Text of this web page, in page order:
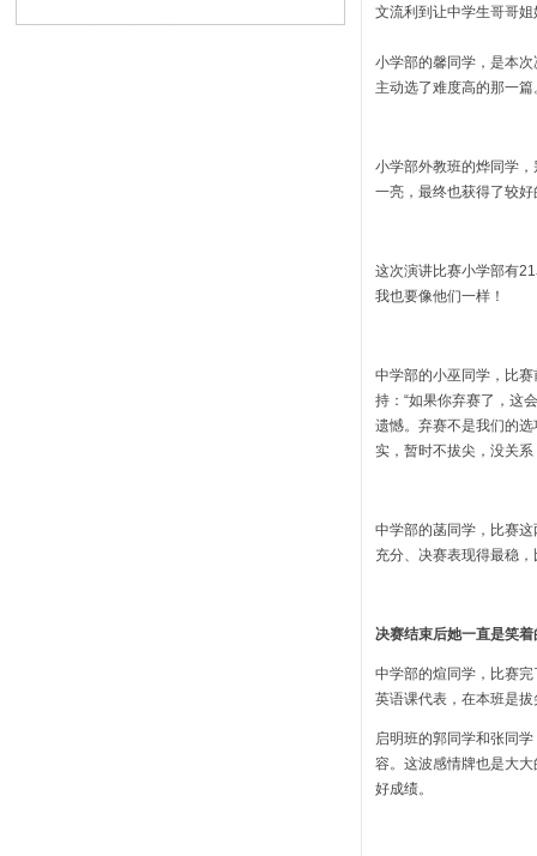
文流利到让中学生哥哥
小学部的馨同学，是本
主动选了难度高的那一
小学部外教班的烨同学
一亮，最终也获得了较
这次演讲比赛小学部有21
我也要像他们一样！
中学部的小巫同学，比
持：“如果你弃赛了，这
遗憾。弃赛不是我们的
实，暂时不拔尖，没关
中学部的菡同学，比赛
充分、决赛表现得最稳
决赛结束后她一直是笑
中学部的煊同学，比赛
英语课代表，在本班是
启明班的郭同学和张同
容。这波感情牌也是大
好成绩。